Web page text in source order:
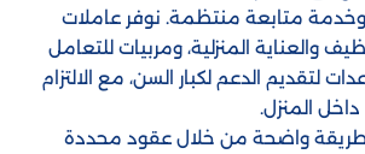
متابعة منتظمة. نوفر عاملات
والعناية المنزلية، ومربيات للتعامل
لتقديم الدعم لكبار السن، مع الالتزام
داخل المنزل.
بطريقة واضحة من خلال عقود محددة